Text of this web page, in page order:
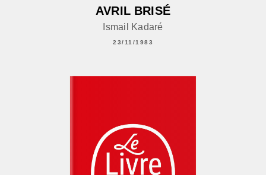
AVRIL BRISÉ
Ismail Kadaré
23/11/1983